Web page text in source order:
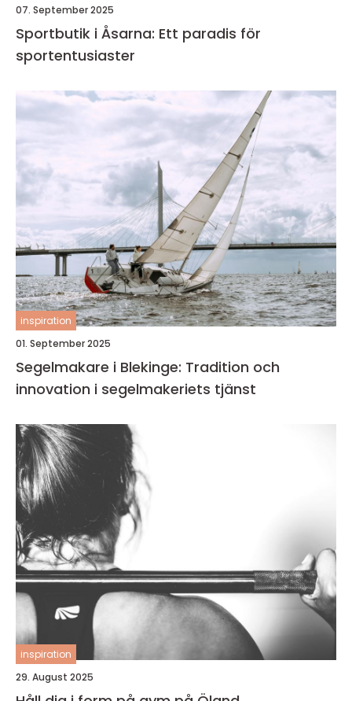
07. September 2025
Sportbutik i Åsarna: Ett paradis för
sportentusiaster
inspiration
01. September 2025
Segelmakare i Blekinge: Tradition och
innovation i segelmakeriets tjänst
inspiration
29. August 2025